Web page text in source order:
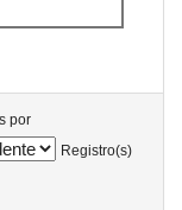
por
Registro(s)